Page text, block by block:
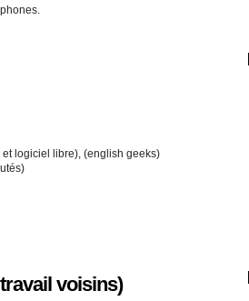
logiciel libre), (english geeks)
voisins)